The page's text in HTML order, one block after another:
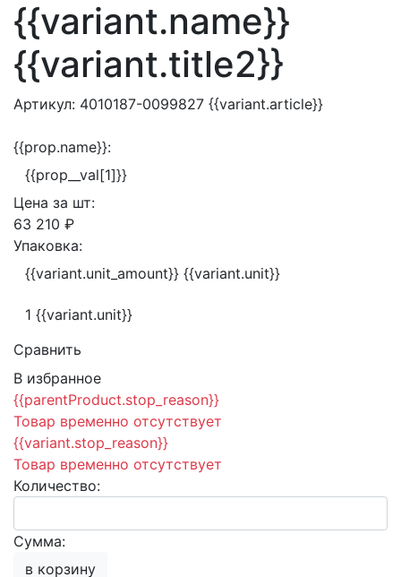
{{variant.name}}
{{variant.title2}}
Артикул: 4010187-0099827 {{variant.article}}
{{prop.name}}:
{{prop__val[1]}}
Цена за шт:
63 210 ₽
Упаковка:
{{variant.unit_amount}} {{variant.unit}}
1 {{variant.unit}}
Сравнить
В избранное
{{parentProduct.stop_reason}}
Товар временно отсутствует
{{variant.stop_reason}}
Товар временно отсутствует
Количество:
Сумма:
в корзину